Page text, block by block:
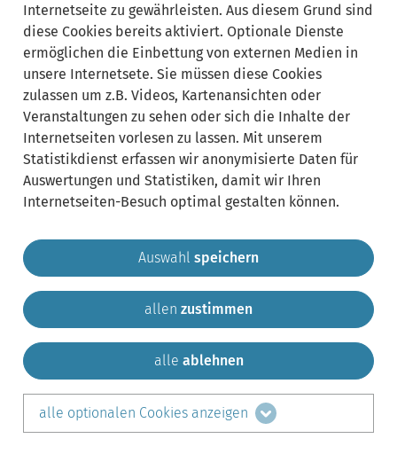
Gemeinde Krailling Impressum
Sitemap
Kontakt
teilen auf:
LinkedIn
Internetseite zu gewährleisten. Aus diesem Grund sind
diese Cookies bereits aktiviert. Optionale Dienste
ermöglichen die Einbettung von externen Medien in
unsere Internetsete. Sie müssen diese Cookies
zulassen um z.B. Videos, Kartenansichten oder
Veranstaltungen zu sehen oder sich die Inhalte der
Internetseiten vorlesen zu lassen. Mit unserem
Statistikdienst erfassen wir anonymisierte Daten für
Auswertungen und Statistiken, damit wir Ihren
Internetseiten-Besuch optimal gestalten können.
Auswahl speichern
allen zustimmen
alle ablehnen
alle optionalen Cookies anzeigen